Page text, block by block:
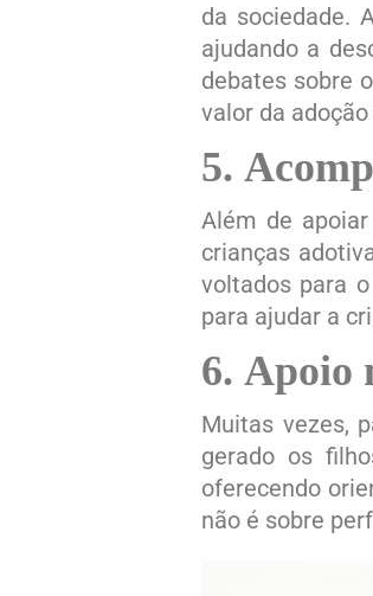
da sociedade.
ajudando a
debates sobre
valor da
5.
Além de
crianças
voltados para
para ajudar a
6. Apoio
Muitas vezes,
gerado os
oferecendo
não é sobre